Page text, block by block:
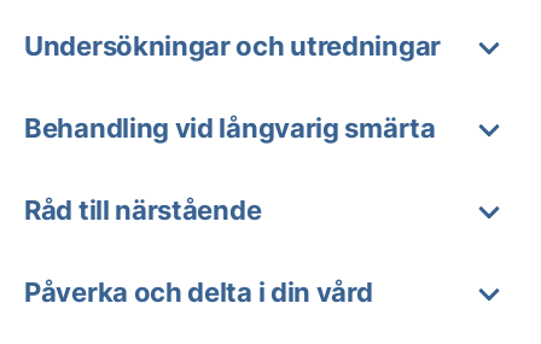
Undersökningar och utredningar
Behandling vid långvarig smärta
Råd till närstående
Påverka och delta i din vård